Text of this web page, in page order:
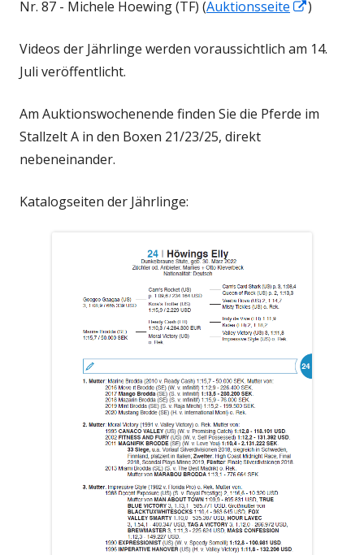
öffnen
neuem
öffnen
Nr. 87 - Michele Hoewing (TF) (Auktionsseite
In
Fenster
)
Videos der Jährlinge werden voraussichtlich am 14.
Juli veröffentlicht.
Am Auktionswochenende finden Sie die Pferde im
Stallzelt A in den Boxen 21/23/25, direkt
nebeneinander.
Katalogseiten der Jährlinge: